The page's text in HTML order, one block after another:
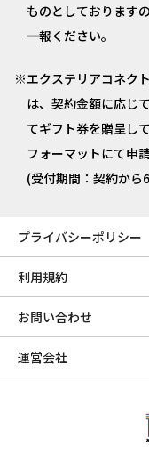
ものとしております
一報ください。
エクステリアコネク
は、契約金額に応じ
てギフト券を贈呈し
フォーマットにて申
(受付期間：契約から
プライバシーポリシー
利用規約
お問い合わせ
運営会社